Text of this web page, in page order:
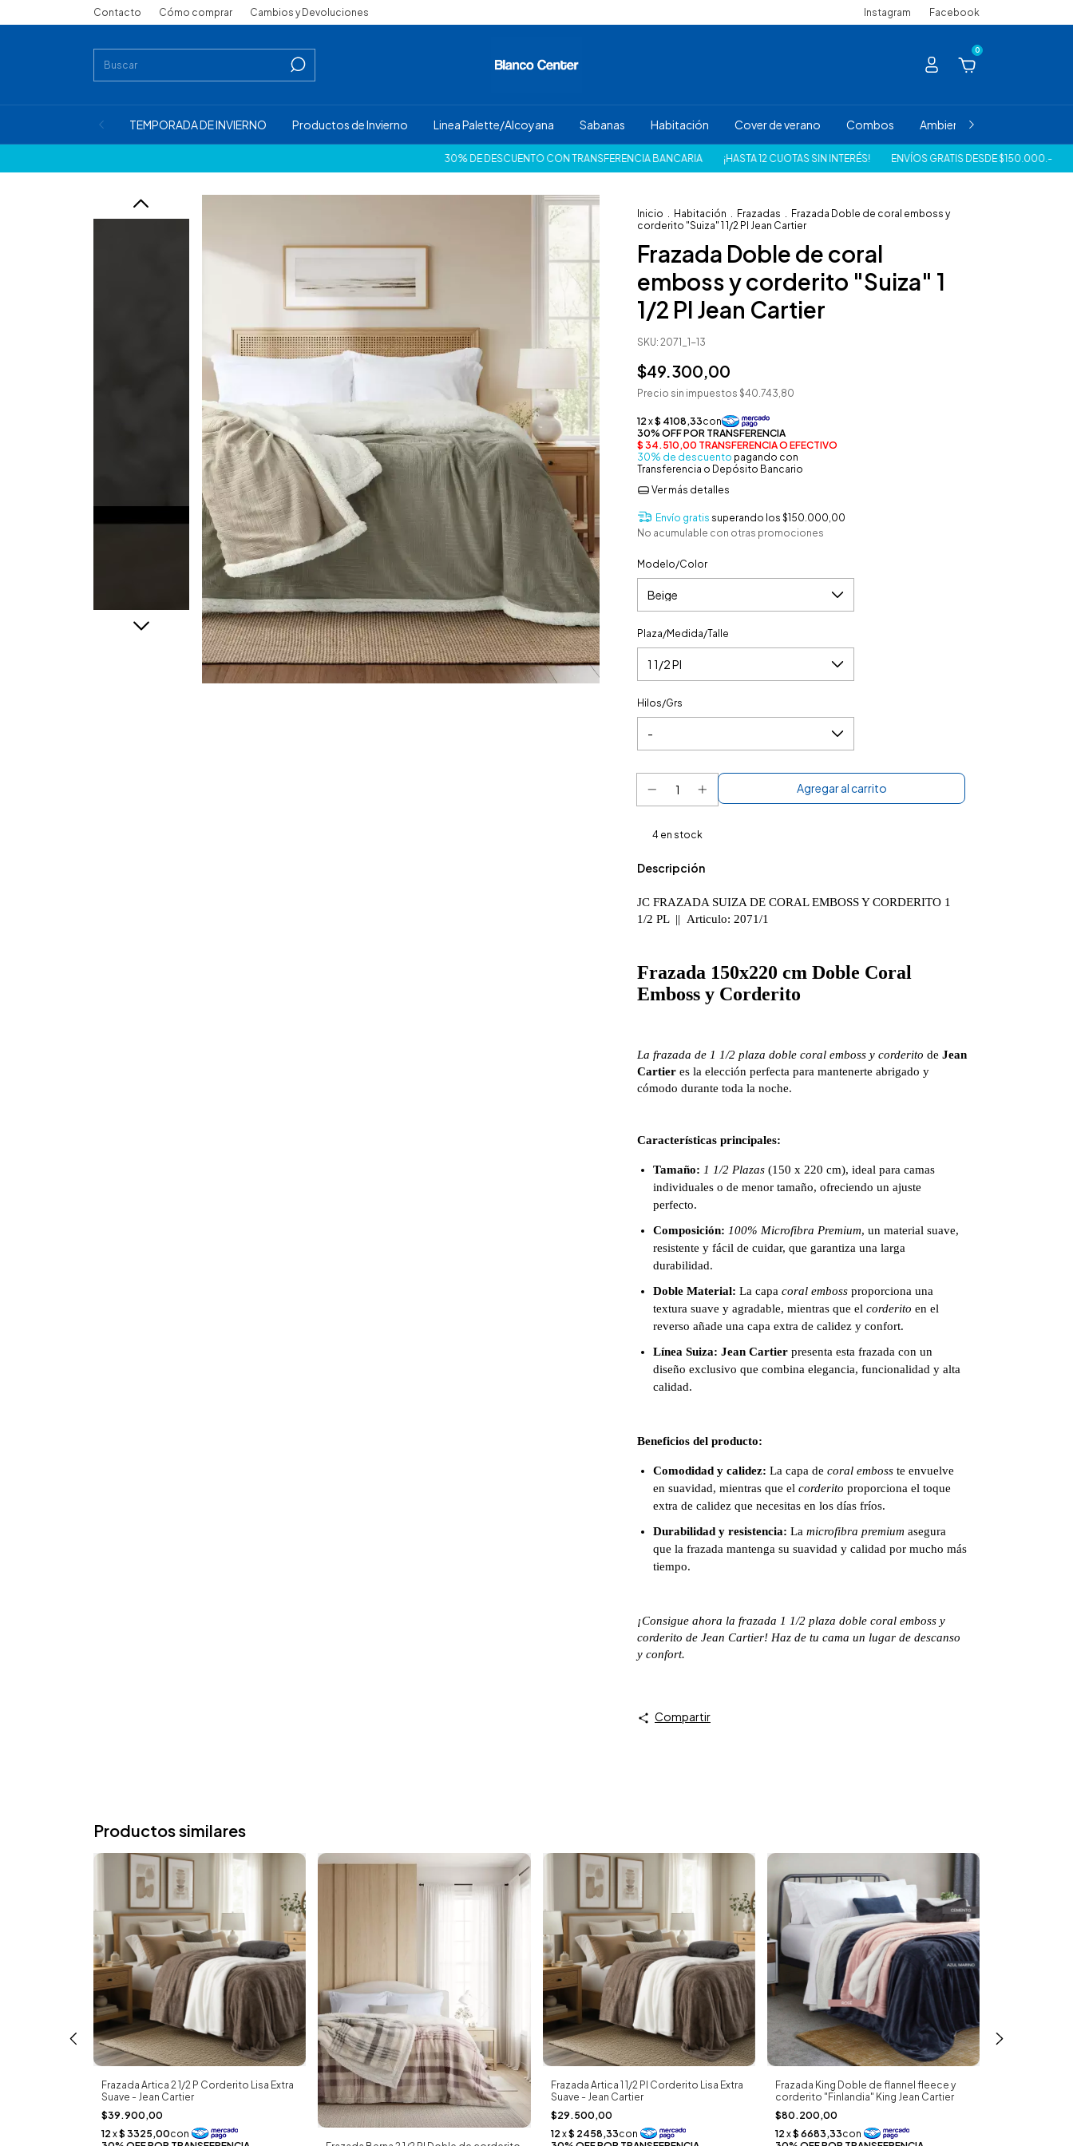
Contacto Cómo comprar Cambios y Devoluciones Instagram Facebook
0
TEMPORADA DE INVIERNO Productos de Invierno Linea Palette/Alcoyana Sabanas Habitación Cover de verano Combos Ambiente
30% DE DESCUENTO CON TRANSFERENCIA BANCARIA ¡HASTA 12 CUOTAS SIN INTERÉS! ENVÍOS GRATIS DESDE $150.000.- 30% DE
Inicio . Habitación . Frazadas . Frazada Doble de coral emboss y
corderito "Suiza" 1 1/2 Pl Jean Cartier
Frazada Doble de coral
emboss y corderito "Suiza" 1
1/2 Pl Jean Cartier
SKU: 2071_1-13
$49.300,00
Precio sin impuestos $40.743,80
30% de descuento pagando con
Transferencia o Depósito Bancario
Ver más detalles
Envío gratis superando los $150.000,00
No acumulable con otras promociones
Modelo/Color
Plaza/Medida/Talle
Hilos/Grs
4 en stock
Descripción
JC FRAZADA SUIZA DE CORAL EMBOSS Y CORDERITO 1
1/2 PL || Articulo: 2071/1
Frazada 150x220 cm Doble Coral
Emboss y Corderito
La frazada de 1 1/2 plaza doble coral emboss y corderito de Jean
Cartier es la elección perfecta para mantenerte abrigado y
cómodo durante toda la noche.
Características principales:
Tamaño: 1 1/2 Plazas (150 x 220 cm), ideal para camas
individuales o de menor tamaño, ofreciendo un ajuste
perfecto.
Composición: 100% Microfibra Premium, un material suave,
resistente y fácil de cuidar, que garantiza una larga
durabilidad.
Doble Material: La capa coral emboss proporciona una
textura suave y agradable, mientras que el corderito en el
reverso añade una capa extra de calidez y confort.
Línea Suiza: Jean Cartier presenta esta frazada con un
diseño exclusivo que combina elegancia, funcionalidad y alta
calidad.
Beneficios del producto:
Comodidad y calidez: La capa de coral emboss te envuelve
en suavidad, mientras que el corderito proporciona el toque
extra de calidez que necesitas en los días fríos.
Durabilidad y resistencia: La microfibra premium asegura
que la frazada mantenga su suavidad y calidad por mucho más
tiempo.
¡Consigue ahora la frazada 1 1/2 plaza doble coral emboss y
corderito de Jean Cartier! Haz de tu cama un lugar de descanso
y confort.
Compartir
Productos similares
Frazada Artica 2 1/2 P Corderito Lisa Extra
Suave - Jean Cartier
$39.900,00
Frazada Artica 1 1/2 Pl Corderito Lisa Extra
Suave - Jean Cartier
$29.500,00
Frazada King Doble de flannel fleece y
corderito "Finlandia" King Jean Cartier
$80.200,00